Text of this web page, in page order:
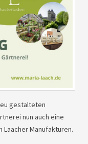
gestalteten
nun auch eine
Manufakturen.